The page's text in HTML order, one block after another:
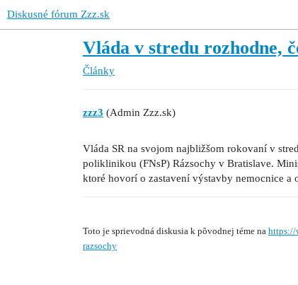
Diskusné fórum Zzz.sk
Vláda v stredu rozhodne,
Články
zzz3 (Admin Zzz.sk)
Vláda SR na svojom najbližšom rokovaní v
poliklinikou (FNsP) Rázsochy v Bratislave.
ktoré hovorí o zastavení výstavby nemocnice a
Toto je sprievodná diskusia k pôvodnej téme na https://
razsochy